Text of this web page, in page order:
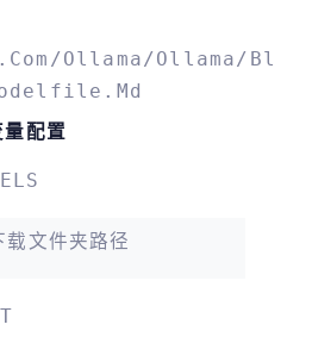
ollama/ollama/bl
配置
载文件夹路径